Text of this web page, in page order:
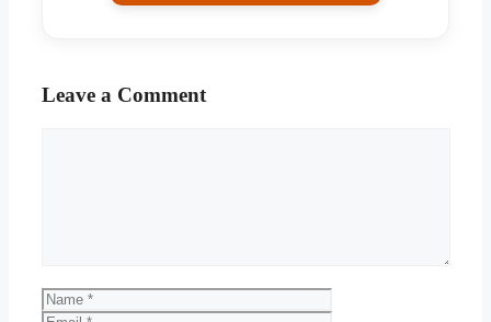
Leave a Comment
Name